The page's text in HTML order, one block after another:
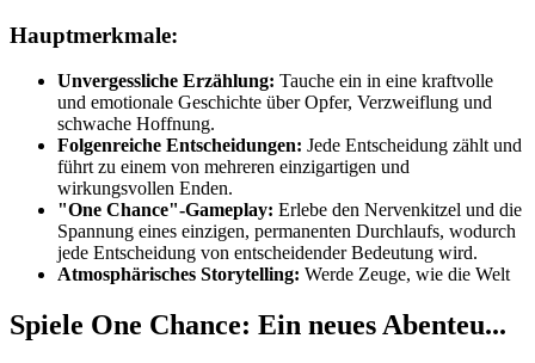
Hauptmerkmale:
Unvergessliche Erzählung: Tauche ein in eine kraftvolle
und emotionale Geschichte über Opfer, Verzweiflung und
schwache Hoffnung.
Folgenreiche Entscheidungen: Jede Entscheidung zählt und
führt zu einem von mehreren einzigartigen und
wirkungsvollen Enden.
"One Chance"-Gameplay: Erlebe den Nervenkitzel und die
Spannung eines einzigen, permanenten Durchlaufs, wodurch
jede Entscheidung von entscheidender Bedeutung wird.
Atmosphärisches Storytelling: Werde Zeuge, wie die Welt
Spiele One Chance: Ein neues Abenteu...